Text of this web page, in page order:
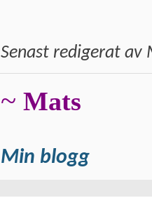
Senast redigerat av
~ Mats
Min blogg